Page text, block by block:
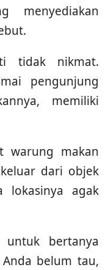
menyediakan
tidak nikmat.
pengunjung
memiliki
warung makan
dari objek
lokasinya agak
untuk bertanya
belum tau,